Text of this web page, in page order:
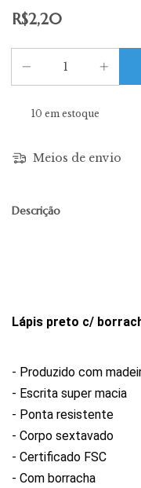
R$2,20
10 em estoque
Meios de envio
Descrição
Lápis preto c/
- Produzido com
- Escrita super macia
- Ponta resistente
- Corpo sextavado
- Certificado FSC
- Com borracha